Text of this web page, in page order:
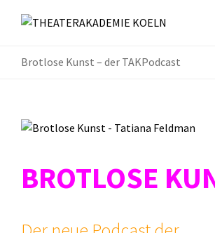
Brotlose Kunst – der TAKPodcast
BROTLOSE